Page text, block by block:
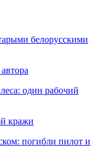
белорусскими
один рабочий
кражи
погибли пилот и